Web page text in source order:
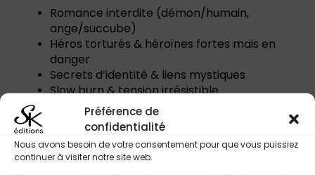
Préférence de
confidentialité
Nous avons besoin de votre consentement pour que vous puissiez
continuer à visiter notre site web.
Romance interdite (démon/humain,
ange/succube)
Héros torturés & héroïnes fortes mais en
danger
Secrets d’identité & liens mystiques
Slow burn & tension irrésistible
Monde surnaturel caché aux humains
Destin, prophétie & choix impossibles
Sauvetage, protection & sacrifice